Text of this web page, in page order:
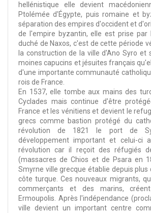
hellénistique elle devient
Ptolémée d'Égypte, puis romaine et
séparation des empires d'occident et
de l'empire byzantin, elle est prise par
duché de Naxos, c'est de cette période
la construction de la ville d'Ano Syro et
moines capucins et jésuites français
d'une importante communauté
rois de France.
En 1537, elle tombe aux mains des
Cyclades mais continue d'être
France et les vénitiens et devient le
grecs comme bastion protégé du
révolution de 1821 le port de
développement important et celui-ci
révolution car il reçoit des réfugiés
(massacres de Chios et de Psara en
Smyrne ville grecque établie depuis plus
côte turque. Ces nouveaux migrants,
commerçants et des marins,
Ermoupolis. Après l'indépendance
ville devient un important centre